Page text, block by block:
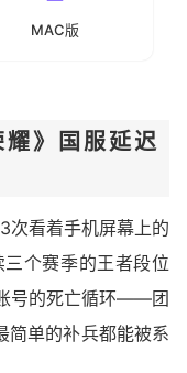
MAC版
》国服延迟
次看着手机屏幕上的
个赛季的王者段位
号的死亡循环——团
简单的补兵都能被系